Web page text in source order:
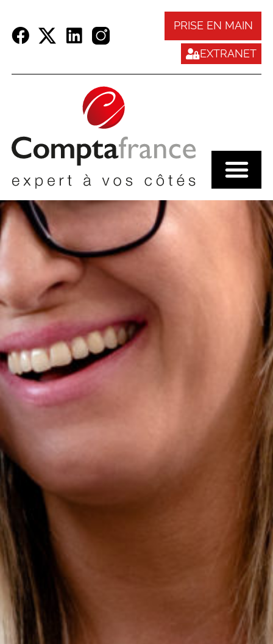
PRISE EN MAIN
EXTRANET